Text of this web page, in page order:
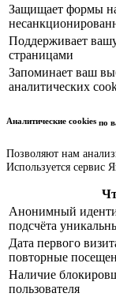
Защищает формы
Поддерживает
страницами
Запоминает ваш
аналитических
Аналитические cookies по
Позволяют нам
Используется сервис
Анонимный
подсчёта
Дата первого
повторные
Наличие
пользователя